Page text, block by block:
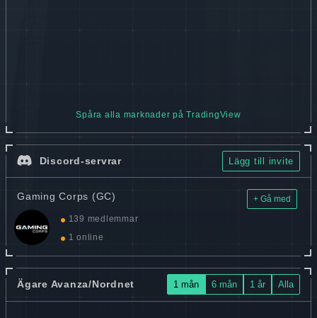
Spåra alla marknader på TradingView
Discord-servrar Lägg till invite
Gaming Corps (GC)
139 medlemmar
1 online
+ Gå med
Ägare Avanza/Nordnet 1 mån 6 mån 1 år Alla